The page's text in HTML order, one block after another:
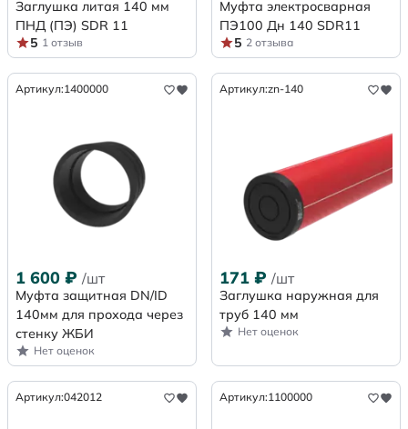
Заглушка литая 140 мм
ПНД (ПЭ) SDR 11
5 1 отзыв
Муфта электросварная
ПЭ100 Дн 140 SDR11
5 2 отзыва
Артикул:1400000
1 600 ₽ /шт
Муфта защитная DN/ID
140мм для прохода через
стенку ЖБИ
Нет оценок
Артикул:zn-140
171 ₽ /шт
Заглушка наружная для
труб 140 мм
Нет оценок
Артикул:042012 Артикул:1100000